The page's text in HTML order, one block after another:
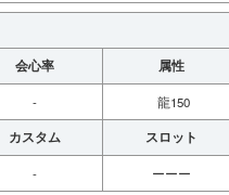
会心率 属性
- 龍150
カスタム スロット
- ーーー